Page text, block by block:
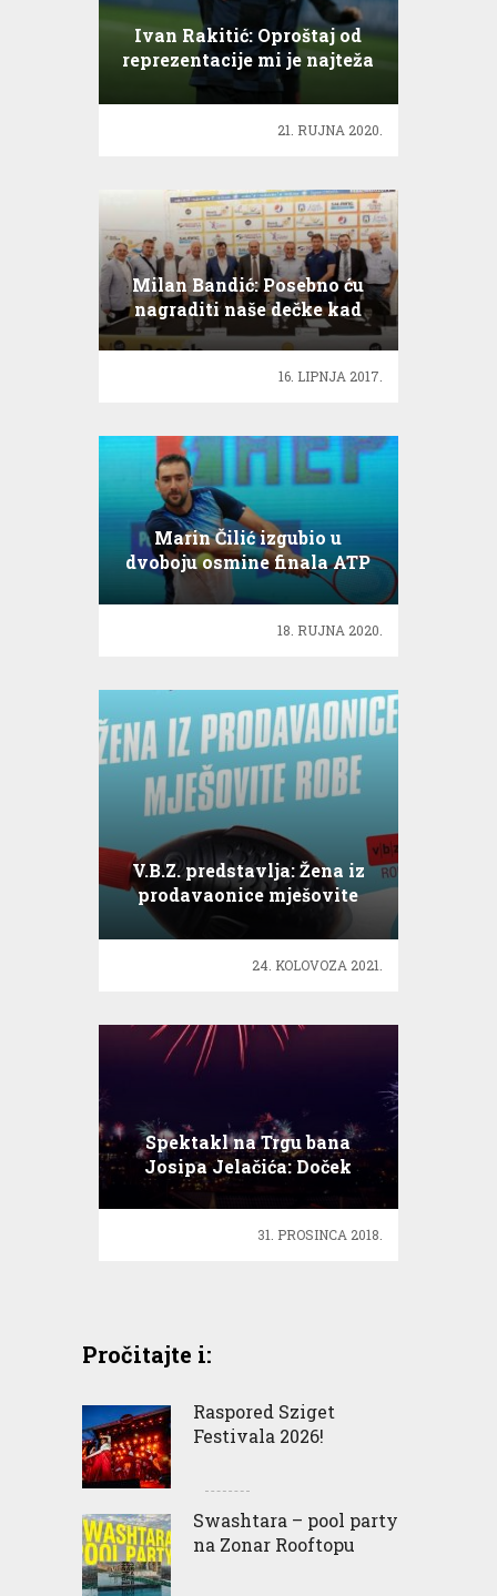
Ivan Rakitić: Oproštaj od
reprezentacije mi je najteža
odluka u karijeri
21. RUJNA 2020.
Milan Bandić: Posebno ću
nagraditi naše dečke kad
osvoje petu titulu zaredom
16. LIPNJA 2017.
Marin Čilić izgubio u
dvoboju osmine finala ATP
Masters 1000
18. RUJNA 2020.
V.B.Z. predstavlja: Žena iz
prodavaonice mješovite
robe
24. KOLOVOZA 2021.
Spektakl na Trgu bana
Josipa Jelačića: Doček
Nove godine
31. PROSINCA 2018.
Pročitajte i:
Raspored Sziget
Festivala 2026!
Swashtara – pool party
na Zonar Rooftopu